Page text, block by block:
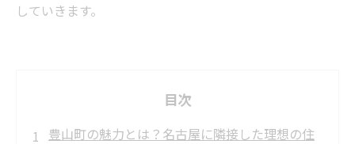
していきます。
目次
豊山町の魅力とは？名古屋に隣接した理想の住